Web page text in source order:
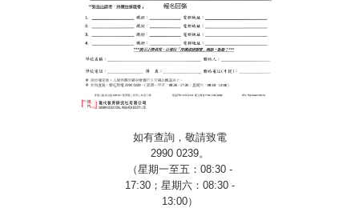
如有查詢，敬請致電
2990 0239。
（星期一至五： 08:30 -
17:30；星期六： 08:30 -
13:00）